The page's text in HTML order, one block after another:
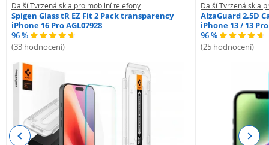
Další Tvrzená skla pro mobilní telefony
Spigen Glass tR EZ Fit 2 Pack transparency
iPhone 16 Pro AGL07928
96 %
(33 hodnocení)
Další Tvrzená skla
AlzaGuard 2.5D
iPhone 13 / 13 Pro
96 %
(25 hodnocení)
Previous Next